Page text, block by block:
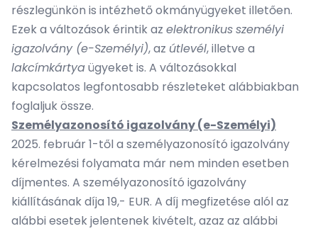
részlegünkön is intézhető okmányügyeket illetően.
Ezek a változások érintik az elektronikusszemélyi
igazolvány (e-Személyi), az útlevél, illetve a
lakcímkártyaügyeket is. A változásokkal
kapcsolatos legfontosabb részleteket alábbiakban
foglaljuk össze.
Személyazonosító igazolvány (e-Személyi)
2025. február 1-től a személyazonosító igazolvány
kérelmezési folyamata már nem minden esetben
díjmentes. A személyazonosító igazolvány
kiállításának díja 19,- EUR. A díj megfizetése alól az
alábbi esetek jelentenek kivételt, azaz az alábbi